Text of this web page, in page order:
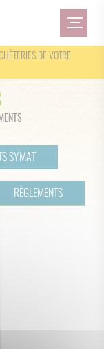
DE VOTRE
SYMAT
RÈGLEMENTS